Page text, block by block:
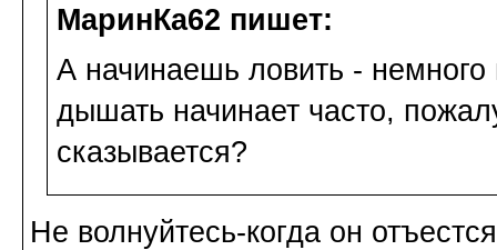
МаринКа62 пишет:
А начинаешь ловить - немного
дышать начинает часто,
сказывается?
Не волнуйтесь-когда он